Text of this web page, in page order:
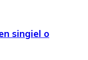
singiel o